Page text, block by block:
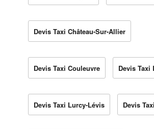
Devis Taxi Château-Sur-Allier
Devis Taxi Couleuvre Devis Taxi
Devis Taxi Lurcy-Lévis Devis